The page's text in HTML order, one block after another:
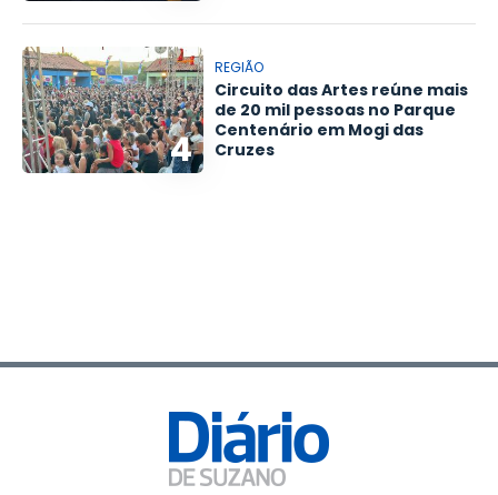
4
REGIÃO
Circuito das Artes reúne mais
de 20 mil pessoas no Parque
Centenário em Mogi das
Cruzes